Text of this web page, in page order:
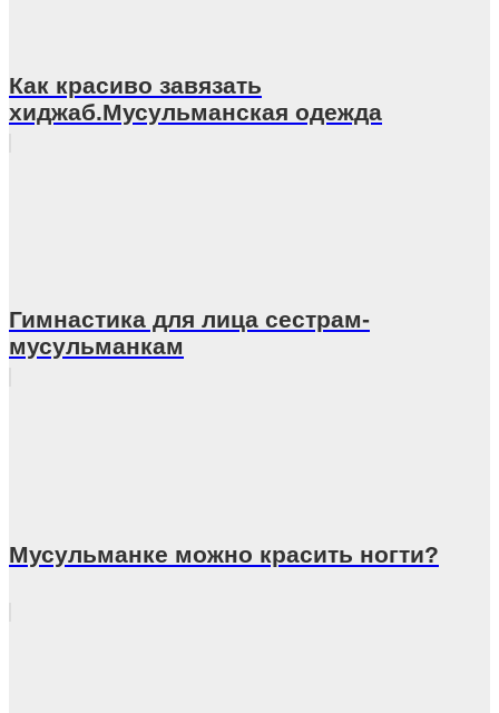
Как красиво завязать
хиджаб.Мусульманская одежда
Гимнастика для лица сестрам-
мусульманкам
Мусульманке можно красить ногти?